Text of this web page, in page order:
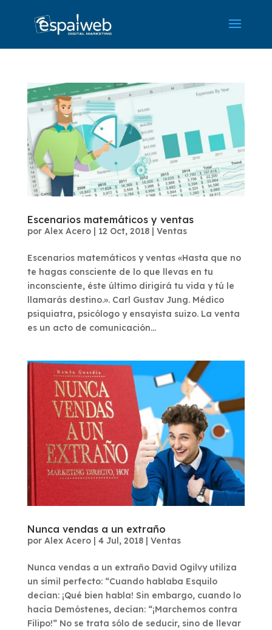
Escenarios matemáticos y ventas
por Alex Acero| 12 Oct, 2018| Ventas
Escenarios matemáticos y ventas «Hasta que no
te hagas consciente de lo que llevas en tu
inconsciente, éste último dirigirá tu vida y tú le
llamarás destino.». Carl Gustav Jung. Médico
psiquiatra, psicólogo y ensayista suizo. La venta
es un acto de comunicación...
Nunca vendas a un extraño
por Alex Acero| 4 Jul, 2018| Ventas
Nunca vendas a un extraño David Ogilvy utiliza
un símil perfecto: “Cuando hablaba Esquilo
decían: ¡Qué bien habla! Sin embargo, cuando lo
hacía Demóstenes, decían: “¡Marchemos contra
Filipo!” No se trata sólo de seducir, sino de llevar